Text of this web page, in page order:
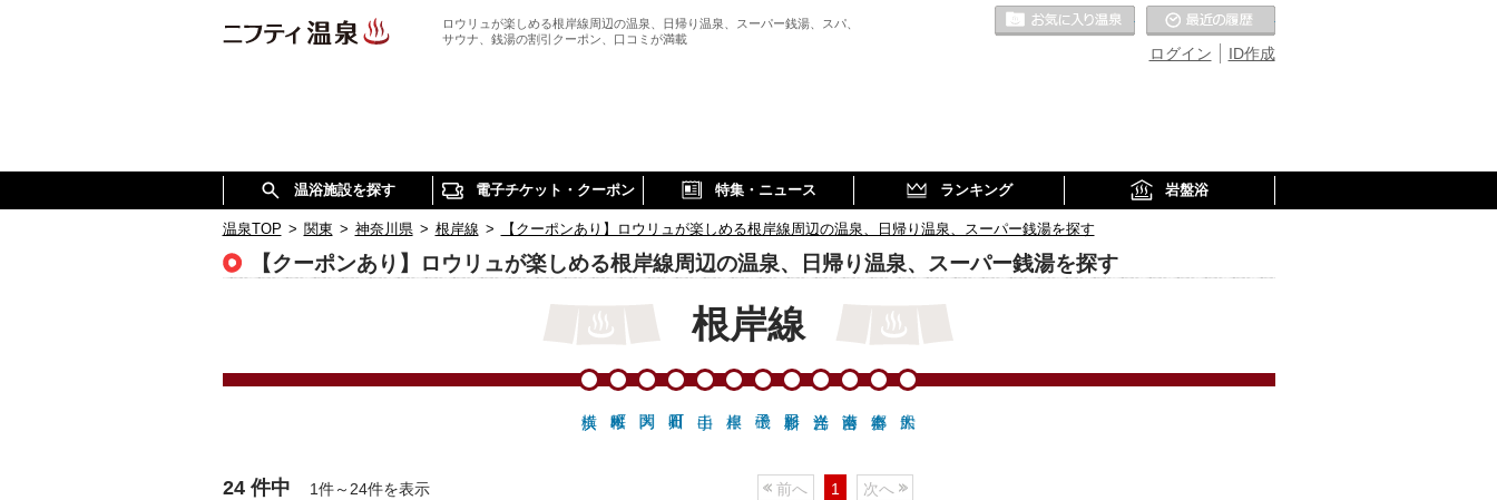
ロウリュが楽しめる根岸線周辺の温泉、日帰り温泉、スーパー銭湯、スパ、
サウナ、銭湯の割引クーポン、口コミが満載
ID作成
ログイン
お気に入りの温泉
温浴施設を探す 電子チケット・クーポン 特集・ニュース ランキング 岩盤浴
温泉TOP > 関東 > 神奈川県 > 根岸線 > 【クーポンあり】ロウリュが楽しめる根岸線周辺の温泉、日帰り温泉、スーパー銭湯を探す
【クーポンあり】ロウリュが楽しめる根岸線周辺の温泉、日帰り温泉、スーパー銭湯を探す
根岸線
24 件中 1件～24件を表示 前へ 1 次へ